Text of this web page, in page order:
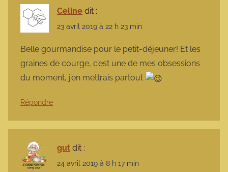
Celine dit :
23 avril 2019 à 22 h 23 min
Belle gourmandise pour le petit-déjeuner! Et les
graines de courge, c’est une de mes obsessions
du moment, j’en mettrais partout
Répondre
gut dit :
24 avril 2019 à 8 h 17 min